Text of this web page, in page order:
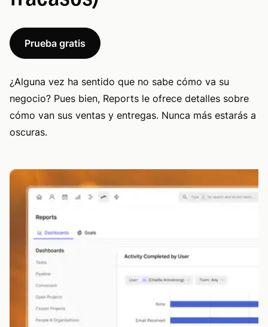
Prueba gratis
¿Alguna vez ha sentido que no sabe cómo va su
negocio? Pues bien, Reports le ofrece detalles sobre
cómo van sus ventas y entregas. Nunca más estarás a
oscuras.